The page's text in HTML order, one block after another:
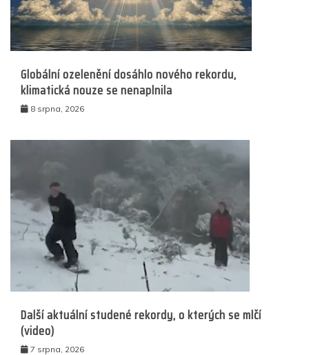
Globální ozelenění dosáhlo nového rekordu,
klimatická nouze se nenaplnila
8 srpna, 2026
Další aktuální studené rekordy, o kterých se mlčí
(video)
7 srpna, 2026